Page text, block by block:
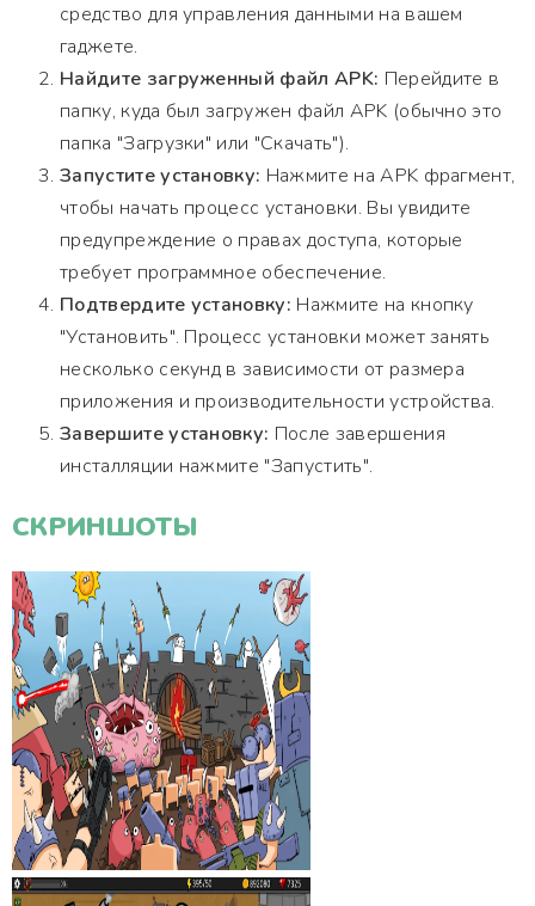
средство для управления данными на вашем
гаджете.
Найдите загруженный файл APK: Перейдите в
папку, куда был загружен файл APK (обычно это
папка "Загрузки" или "Скачать").
Запустите установку: Нажмите на APK фрагмент,
чтобы начать процесс установки. Вы увидите
предупреждение о правах доступа, которые
требует программное обеспечение.
Подтвердите установку: Нажмите на кнопку
"Установить". Процесс установки может занять
несколько секунд в зависимости от размера
приложения и производительности устройства.
Завершите установку: После завершения
инсталляции нажмите "Запустить".
СКРИНШОТЫ